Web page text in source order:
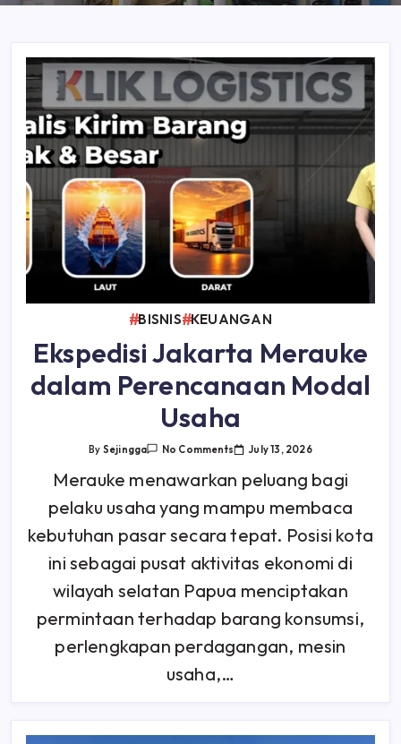
BISNIS KEUANGAN
Ekspedisi Jakarta Merauke
dalam Perencanaan Modal
Usaha
By Sejingga No CommentsOn
Jakarta
Merauke
Perencanaan
Modal
Usaha
July 13, 2026
Merauke menawarkan peluang bagi
pelaku usaha yang mampu membaca
kebutuhan pasar secara tepat. Posisi kota
ini sebagai pusat aktivitas ekonomi di
wilayah selatan Papua menciptakan
permintaan terhadap barang konsumsi,
perlengkapan perdagangan, mesin
usaha,…